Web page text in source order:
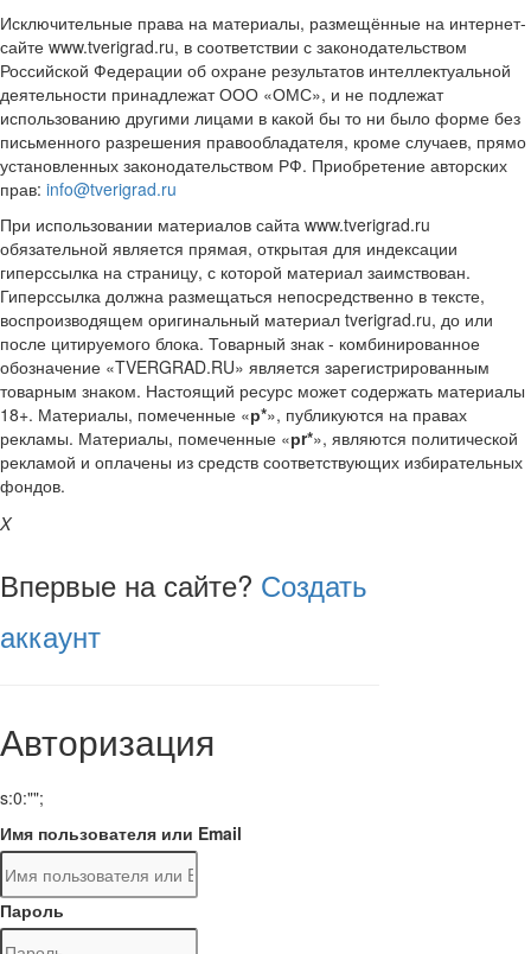
Исключительные права на материалы, размещённые на интернет-
сайте www.tverigrad.ru, в соответствии с законодательством
Российской Федерации об охране результатов интеллектуальной
деятельности принадлежат ООО «ОМС», и не подлежат
использованию другими лицами в какой бы то ни было форме без
письменного разрешения правообладателя, кроме случаев, прямо
установленных законодательством РФ. Приобретение авторских
прав: info@tverigrad.ru
При использовании материалов сайта www.tverigrad.ru
обязательной является прямая, открытая для индексации
гиперссылка на страницу, с которой материал заимствован.
Гиперссылка должна размещаться непосредственно в тексте,
воспроизводящем оригинальный материал tverigrad.ru, до или
после цитируемого блока. Товарный знак - комбинированное
обозначение «TVERGRAD.RU» является зарегистрированным
товарным знаком. Настоящий ресурс может содержать материалы
18+. Материалы, помеченные «р*», публикуются на правах
рекламы. Материалы, помеченные «рr*», являются политической
рекламой и оплачены из средств соответствующих избирательных
фондов.
X
Впервые на сайте? Создать
аккаунт
Авторизация
s:0:"";
Имя пользователя или Email
Пароль